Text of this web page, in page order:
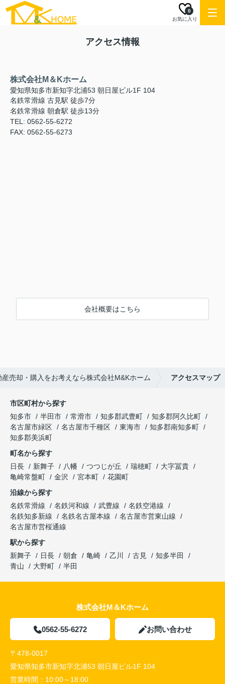
お気に入り
0
アクセス情報
株式会社M＆Kホーム
愛知県知多市新知字北浦53 朝日屋ビル1F 104
名鉄常滑線 古見駅 徒歩7分
名鉄常滑線 朝倉駅 徒歩13分
TEL: 0562-55-6272
FAX: 0562-55-6273
会社概要はこちら
売却・購入をお考えなら株式会社M&Kホーム アクセスマップ
市区町村から探す
知多市
半田市 常滑市 知多郡武豊町
知多郡阿久比町
名古屋市緑区
名古屋市千種区 東海市
知多郡南知多町
知多郡美浜町
町名から探す
日長
新舞子 八幡 つつじが丘 瑞穂町
大字冨貴
亀崎常盤町
金沢 宮本町
花園町
沿線から探す
名鉄常滑線
名鉄河和線 武豊線
名鉄空港線
名鉄知多新線
名鉄名古屋本線
名古屋市営東山線
名古屋市営桜通線
駅から探す
新舞子
日長 朝倉 亀崎 乙川 古見
知多半田
青山
大野町 半田
株式会社M＆Kホーム
0562-55-6272 お問い合わせ
〒478-0017
愛知県知多市新知字北浦53 朝日屋ビル1F 104
営業時間： 10:00～18:00